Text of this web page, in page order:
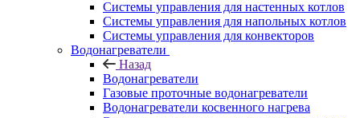
Системы управления для настенных котлов
Системы управления для напольных котлов
Системы управления для конвекторов
Водонагреватели
Назад
Водонагреватели
Газовые проточные водонагреватели
Водонагреватели косвенного нагрева